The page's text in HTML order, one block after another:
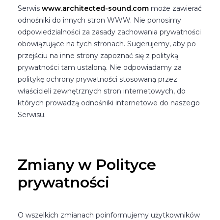
Serwis www.architected-sound.com może zawierać
odnośniki do innych stron WWW. Nie ponosimy
odpowiedzialności za zasady zachowania prywatności
obowiązujące na tych stronach. Sugerujemy, aby po
przejściu na inne strony zapoznać się z polityką
prywatności tam ustaloną. Nie odpowiadamy za
politykę ochrony prywatności stosowaną przez
właścicieli zewnętrznych stron internetowych, do
których prowadzą odnośniki internetowe do naszego
Serwisu.
Zmiany w Polityce
prywatności
O wszelkich zmianach poinformujemy użytkowników